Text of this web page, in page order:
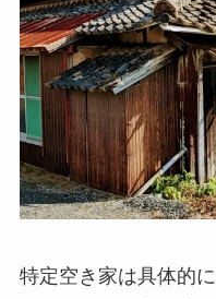
特定空き家は具体的